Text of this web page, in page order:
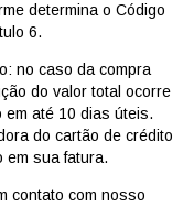
determina o Código
6.
no caso da compra
do valor total ocorre
em até 10 dias úteis.
do cartão de crédito
em sua fatura.
contato com nosso